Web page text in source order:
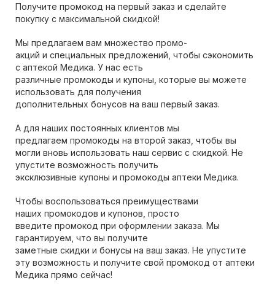
Получите промокод на первый заказ и сделайте
покупку с максимальной скидкой!
Мы предлагаем вам множество промо-
акций и специальных предложений, чтобы сэкономить
с аптекой Медика. У нас есть
различные промокоды и купоны, которые вы можете
использовать для получения
дополнительных бонусов на ваш первый заказ.
А для наших постоянных клиентов мы
предлагаем промокоды на второй заказ, чтобы вы
могли вновь использовать наш сервис с скидкой. Не
упустите возможность получить
эксклюзивные купоны и промокоды аптеки Медика.
Чтобы воспользоваться преимуществами
наших промокодов и купонов, просто
введите промокод при оформлении заказа. Мы
гарантируем, что вы получите
заметные скидки и бонусы на ваш заказ. Не упустите
эту возможность и получите свой промокод от аптеки
Медика прямо сейчас!